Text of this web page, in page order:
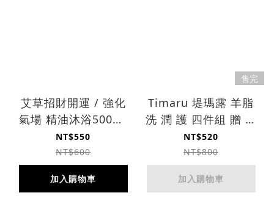
艾草招財開運 / 強化
氣場 精油沐浴500ml
2入
NT$550
NT$600
加入購物車
售完
Timaru 堤瑪露 羊脂
洗 潤 護 四件組 贈 超
強吸水乾髮帽
NT$520
NT$800
加入購物車